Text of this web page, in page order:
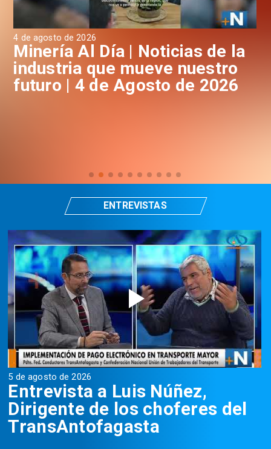
4 de agosto de 2026
Minería Al Día | Noticias de la
industria que mueve nuestro
futuro | 4 de Agosto de 2026
5 de agosto de 2026
Entrevista a Luis Núñez,
Dirigente de los choferes del
TransAntofagasta
ENTREVISTAS